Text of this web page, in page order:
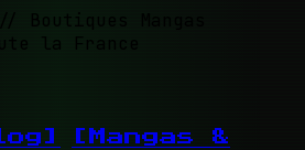
// Boutiques Mangas
la France
[Mangas &